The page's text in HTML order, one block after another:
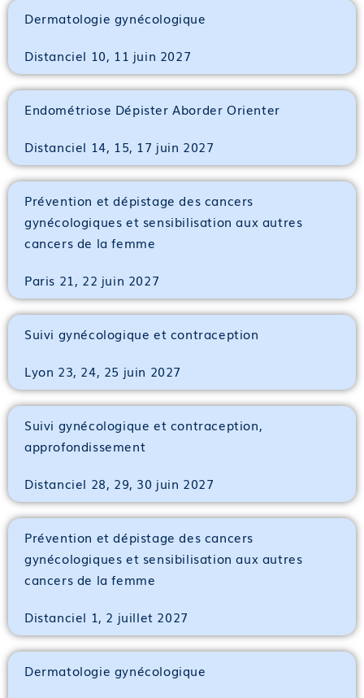
Dermatologie gynécologique
Distanciel 10, 11 juin 2027
Endométriose Dépister Aborder Orienter
Distanciel 14, 15, 17 juin 2027
Prévention et dépistage des cancers
gynécologiques et sensibilisation aux autres
cancers de la femme
Paris 21, 22 juin 2027
Suivi gynécologique et contraception
Lyon 23, 24, 25 juin 2027
Suivi gynécologique et contraception,
approfondissement
Distanciel 28, 29, 30 juin 2027
Prévention et dépistage des cancers
gynécologiques et sensibilisation aux autres
cancers de la femme
Distanciel 1, 2 juillet 2027
Dermatologie gynécologique